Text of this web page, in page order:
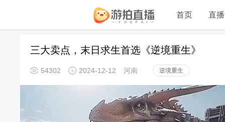
首页 直播
三大卖点，末日求生首选《逆境重生》
54302 2024-12-12 河南 逆境重生